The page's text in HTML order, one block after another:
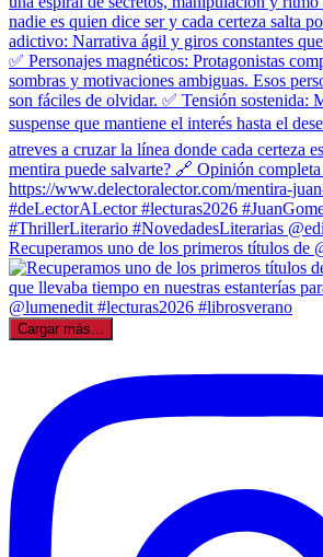
Recuperamos uno de los primeros títulos de
Cargar más...